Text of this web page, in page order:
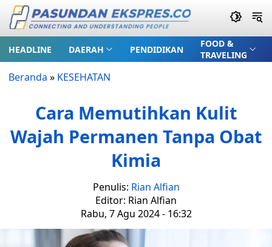
HEADLINE DAERAH PENDIDIKAN
FOOD &
TRAVELING
Beranda » KESEHATAN
Cara Memutihkan Kulit
Wajah Permanen Tanpa Obat
Kimia
Penulis: Rian Alfian
Editor: Rian Alfian
Rabu, 7 Agu 2024 - 16:32